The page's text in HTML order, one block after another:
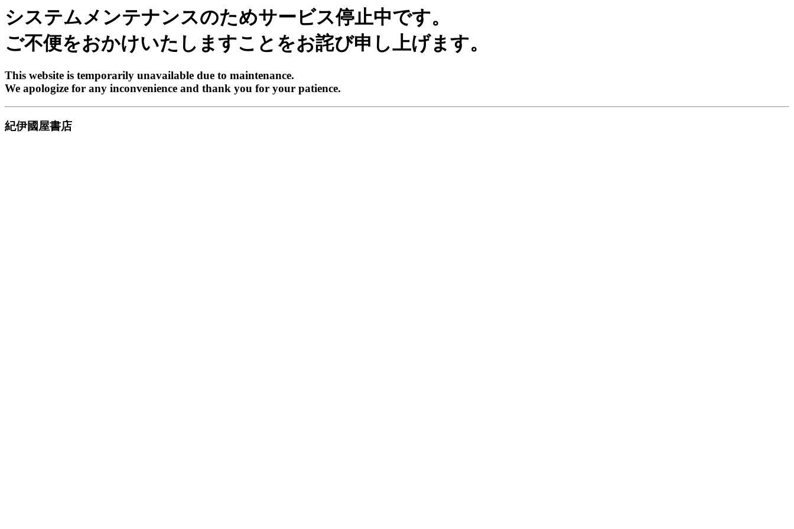
システムメンテナンスのためサービス停止中です。
ご不便をおかけいたしますことをお詫び申し上げます。
This website is temporarily unavailable due to maintenance.
We apologize for any inconvenience and thank you for your patience.
紀伊國屋書店